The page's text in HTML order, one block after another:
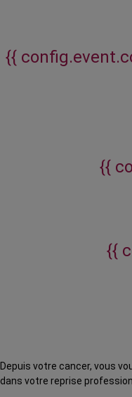
{{
{{
{{
Depuis votre cancer, vous
dans votre reprise